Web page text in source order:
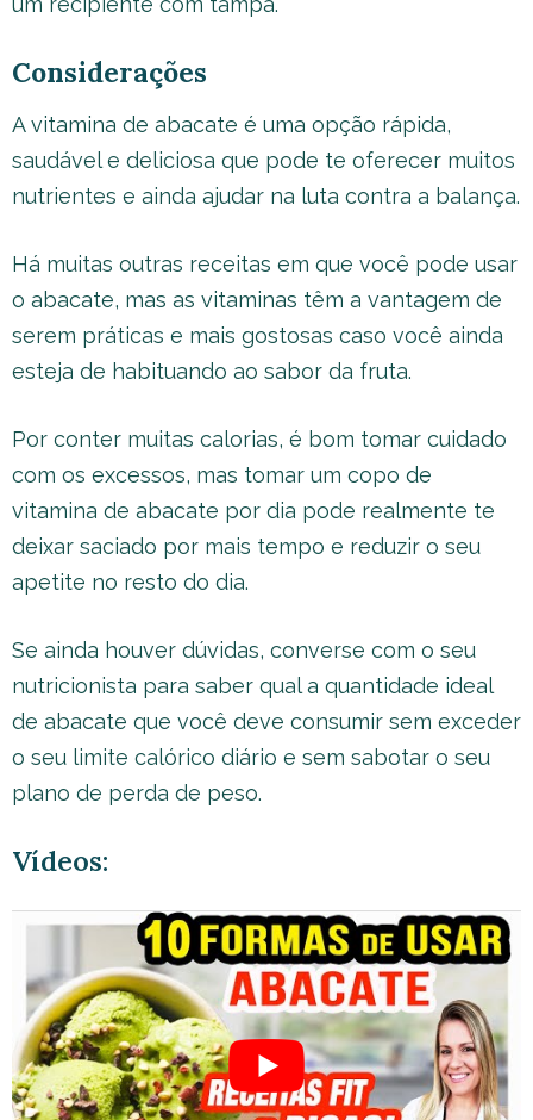
Considerações
A vitamina de abacate é uma opção rápida,
saudável e deliciosa que pode te oferecer muitos
nutrientes e ainda ajudar na luta contra a balança.
Há muitas outras receitas em que você pode usar
o abacate, mas as vitaminas têm a vantagem de
serem práticas e mais gostosas caso você ainda
esteja de habituando ao sabor da fruta.
Por conter muitas calorias, é bom tomar cuidado
com os excessos, mas tomar um copo de
vitamina de abacate por dia pode realmente te
deixar saciado por mais tempo e reduzir o seu
apetite no resto do dia.
Se ainda houver dúvidas, converse com o seu
nutricionista para saber qual a quantidade ideal
de abacate que você deve consumir sem exceder
o seu limite calórico diário e sem sabotar o seu
plano de perda de peso.
Vídeos: